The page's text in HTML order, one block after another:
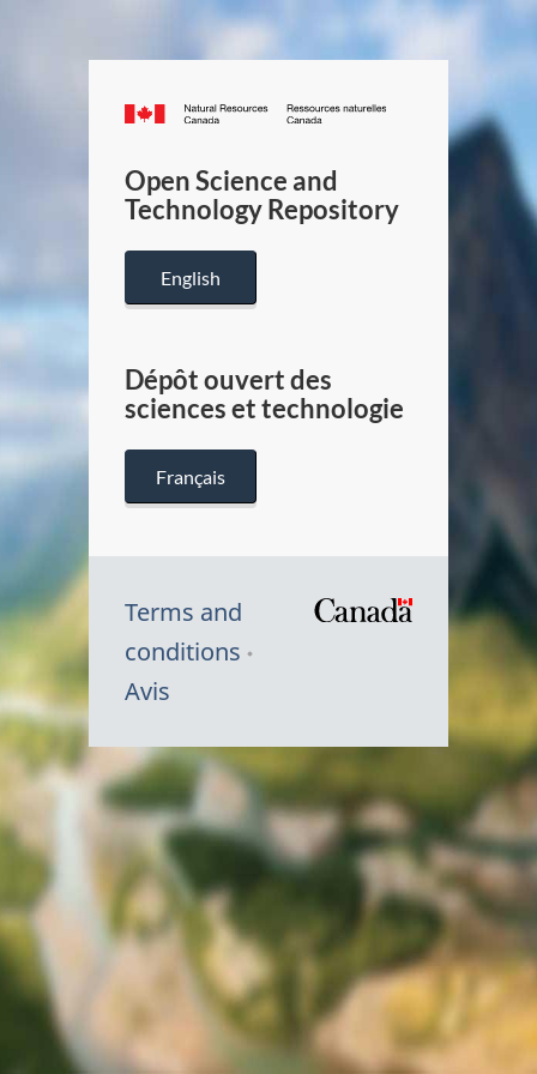
Canada.ca
/
Canada
Open Science and
Technology Repository
English
Dépôt ouvert des
sciences et technologie
Français
Terms and
conditions
Avis
Canada